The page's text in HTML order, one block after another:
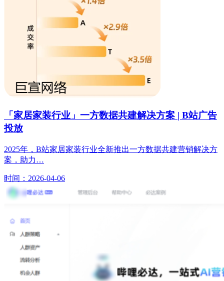
「家居家装行业」一方数据共建解决方案 | B站广告
投放
2025年，B站家居家装行业全新推出一方数据共建营销解决方
案，助力…
时间：2026-04-06